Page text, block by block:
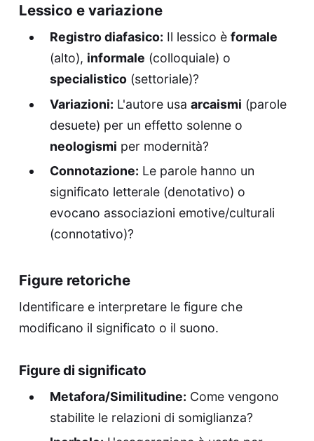
Lessico e variazione
Registro diafasico: Il lessico è formale
(alto), informale (colloquiale) o
specialistico(settoriale)?
Variazioni: L'autore usa arcaismi (parole
desuete) per un effetto solenne o
neologismi per modernità?
Connotazione: Le parole hanno un
significato letterale (denotativo) o
evocano associazioni emotive/culturali
(connotativo)?
Figure retoriche
Identificare e interpretare le figure che
modificano il significato o il suono.
Figure di significato
Metafora/Similitudine: Come vengono
stabilite le relazioni di somiglianza?